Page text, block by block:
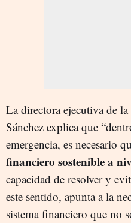
La directora ejecutiva de la
Sánchez explica que
emergencia, es necesario
financiero sostenible a
capacidad de resolver y
este sentido, apunta a la
sistema financiero que no